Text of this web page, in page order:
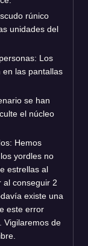
rúnico
unidades del
Los
las pantallas
se han
el núcleo
Hemos
yordles no
estrellas al
al conseguir 2
existe una
este error
Vigilaremos de